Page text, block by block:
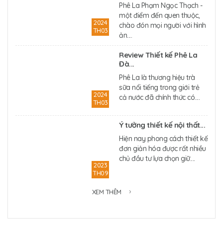
2024
TH03
Phê La Phạm Ngọc Thạch -
một điểm đến quen thuộc,
chào đón mọi người với hình
ản....
2024
TH03
Review Thiết kế Phê La
Đà...
Phê La là thương hiệu trà
sữa nổi tiếng trong giới trẻ
cả nước đã chính thức có....
2023
TH09
Ý tưởng thiết kế nội thất...
Hiện nay phong cách thiết kế
đơn giản hóa được rất nhiều
chủ đầu tư lựa chọn giữ....
XEM THÊM